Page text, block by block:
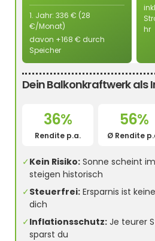
1. Jahr: 336 € (28
€/Monat)
davon +168 € durch
Speicher
hr
Dein Balkonkraftwerk als
36%
Rendite p.a.
56%
Ø Rendite
✓Kein Risiko: Sonne scheint
steigen historisch
✓Steuerfrei: Ersparnis ist
dich
✓Inflationsschutz: Je teurer
sparst du